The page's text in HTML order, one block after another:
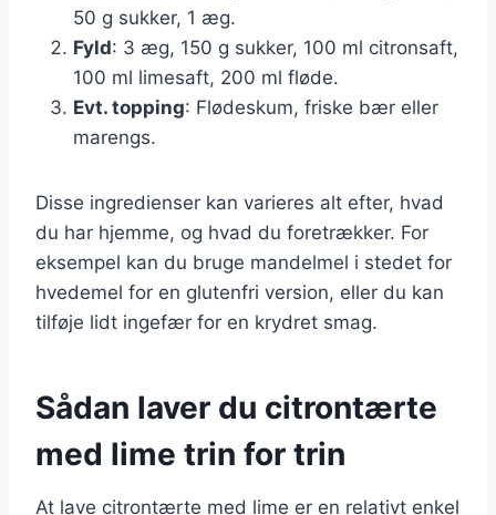
50 g sukker, 1 æg.
Fyld: 3 æg, 150 g sukker, 100 ml citronsaft,
100 ml limesaft, 200 ml fløde.
Evt. topping: Flødeskum, friske bær eller
marengs.
Disse ingredienser kan varieres alt efter, hvad
du har hjemme, og hvad du foretrækker. For
eksempel kan du bruge mandelmel i stedet for
hvedemel for en glutenfri version, eller du kan
tilføje lidt ingefær for en krydret smag.
Sådan laver du citrontærte
med lime trin for trin
At lave citrontærte med lime er en relativt enkel